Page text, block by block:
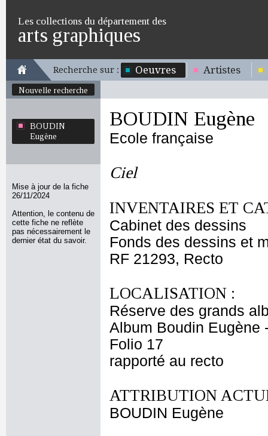
Les collections du département des
arts graphiques
Recherche sur : Oeuvres Artistes
Nouvelle recherche
BOUDIN
Eugène
Mise à jour de la fiche
26/11/2024
Attention, le contenu de
cette fiche ne reflète
pas nécessairement le
dernier état du savoir.
BOUDIN Eugène
Ecole française
Ciel
INVENTAIRES ET
Cabinet des dessins
Fonds des dessins et
RF 21293, Recto
LOCALISATION :
Réserve des grands
Album Boudin Eugène
Folio 17
rapporté au recto
ATTRIBUTION
BOUDIN Eugène